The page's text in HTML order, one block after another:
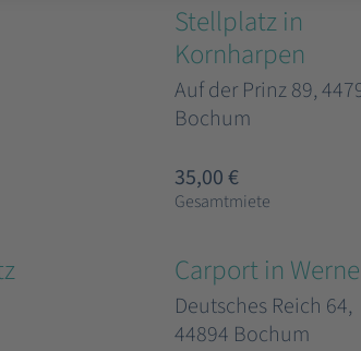
Stellplatz in
Kornharpen
Auf der Prinz 89,
Bochum
35,00 €
Gesamtmiete
Carport in Werne
Deutsches Reich 64,
44894 Bochum